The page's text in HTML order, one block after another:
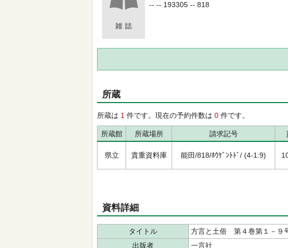
-- -- 193305 -- 818
所蔵
所蔵は 1 件です。現在の予約件数は 0 件です。
所蔵館 所蔵場所 請求記号
県立 貴重資料庫 能田/818/ﾎｳｹﾞﾝﾄﾄﾞ/ (4-1:9)
資料詳細
タイトル
方言と土俗 第４巻第１－９
出版者
一言社